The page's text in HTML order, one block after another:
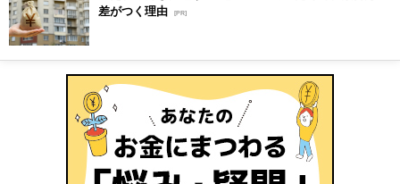
差がつく理由 [PR]